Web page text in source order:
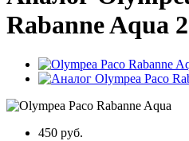
Rabanne Aqua
450 руб.